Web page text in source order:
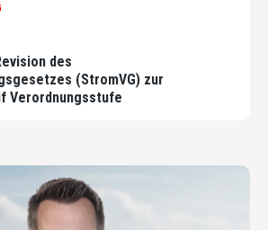
des
(StromVG) zur
Verordnungsstufe